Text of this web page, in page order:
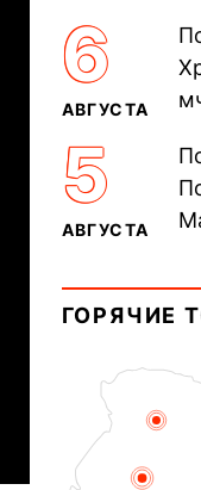
6
АВГУСТА
5
АВГУСТА
ГОРЯЧИЕ